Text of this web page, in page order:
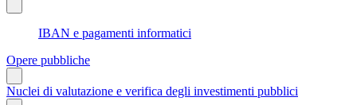
IBAN e pagamenti informatici
Opere pubbliche
Nuclei di valutazione e verifica degli investimenti pubblici